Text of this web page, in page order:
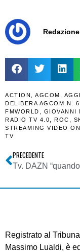
Redazione
ACTION AGCOM
DELIBERA AGCOM N.
FMWORLD
GIOVANNI
RADIO TV 4.0
ROC
STREAMING VIDEO
TV
PRECEDENTE
Registrato al
Massimo Lualdi, è